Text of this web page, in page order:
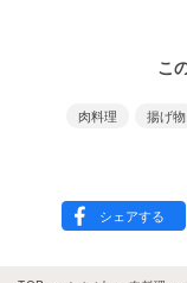
こ
肉料理 揚げ物